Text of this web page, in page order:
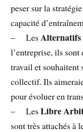
peser sur la
capacité
– LesAlternatifs
l’entreprise, ils sont
travail et souhaitent
collectif. Ils
pour évoluer en
– LesLibre
sont très attachés à